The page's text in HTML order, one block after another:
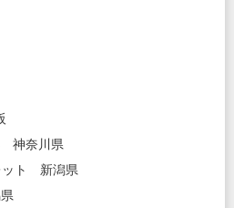
神奈川県
ット 新潟県